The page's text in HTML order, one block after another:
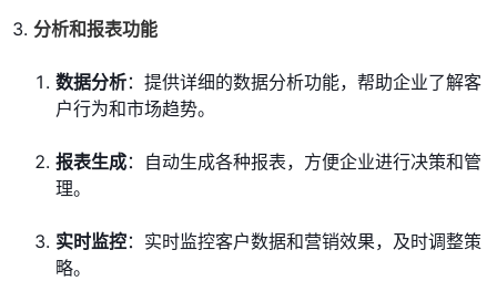
分析和报表功能
数据分析：提供详细的数据分析功能，帮助企业了解客
户行为和市场趋势。
报表生成：自动生成各种报表，方便企业进行决策和管
理。
实时监控：实时监控客户数据和营销效果，及时调整策
略。